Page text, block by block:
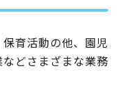
育活動の他、園児
どさまざまな業務